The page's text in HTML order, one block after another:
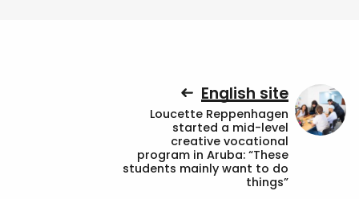
English site
Loucette Reppenhagen
started a mid-level
creative vocational
program in Aruba: “These
students mainly want to do
things”